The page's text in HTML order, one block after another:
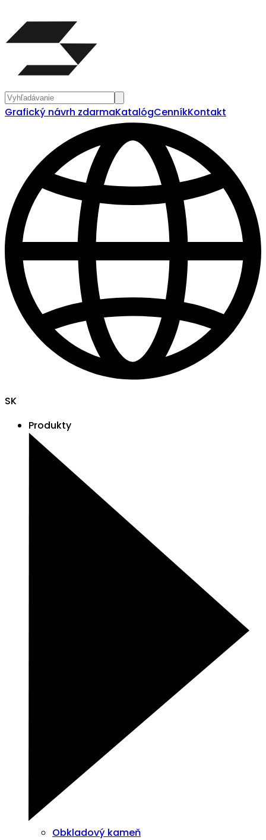
Grafický návrh zdarmaKatalógCenníkKontakt
SK
Produkty
Obkladový kameň